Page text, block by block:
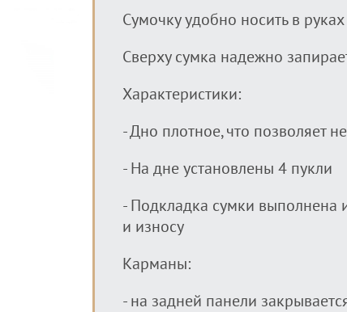
Сумочку удобно носить в
Сверху сумка надежно
Характеристики:
- Дно плотное, что позволяет
- На дне установлены 4 пукли
- Подкладка сумки выполнена
и износу
Карманы:
- на задней панели